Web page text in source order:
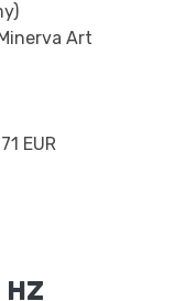
Art
EUR
HZ